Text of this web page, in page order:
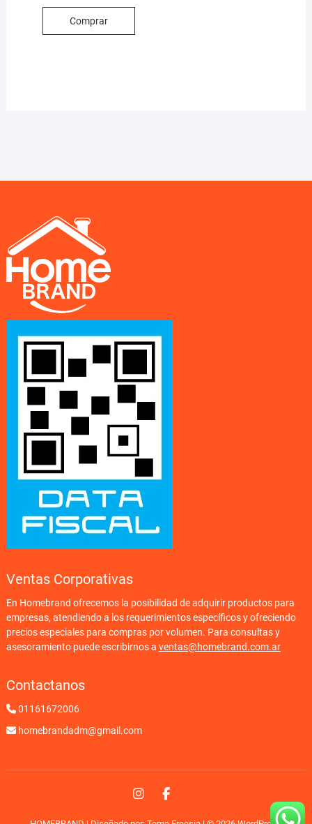
Comprar
Ventas Corporativas
En Homebrand ofrecemos la posibilidad de adquirir productos para
empresas, atendiendo a los requerimientos específicos y ofreciendo
precios especiales para compras por volumen. Para consultas y
asesoramiento puede escribirnos a ventas@homebrand.com.ar
Contactanos
01161672006
homebrandadm@gmail.com
Instagram
Facebook